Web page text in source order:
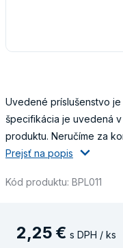
Uvedené príslušenstvo
špecifikácia je uvedená
produktu. Neručíme za
Prejsť na popis
Kód produktu: BPL011
2,25 € s DPH / ks